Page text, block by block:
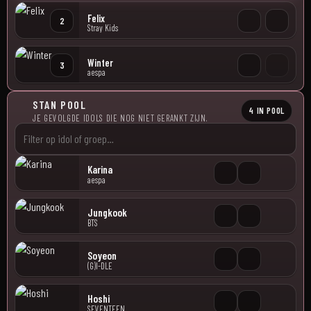
2 Felix
Stray Kids
3 Winter
aespa
STAN POOL
JE GEVOLGDE IDOLS DIE NOG NIET GERANKT ZIJN.
4 IN POOL
Karina
aespa
Jungkook
BTS
Soyeon
(G)I-DLE
Hoshi